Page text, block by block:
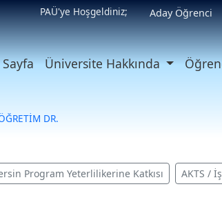
PAÜ'ye Hoşgeldiniz; Aday Öğrenci
Üniversite Hakkında
DR.
Program Yeterlilikerine Katkısı AKTS /